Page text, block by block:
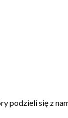
podzieli się z